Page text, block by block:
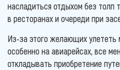
насладиться отдыхом без толп
в ресторанах и очереди при
Из-за этого желающих улететь
особенно на авиарейсах, все
откладывать приобретение